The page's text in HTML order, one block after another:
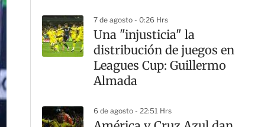
7 de agosto - 0:26 Hrs
Una "injusticia" la
distribución de juegos en
Leagues Cup: Guillermo
Almada
6 de agosto - 22:51 Hrs